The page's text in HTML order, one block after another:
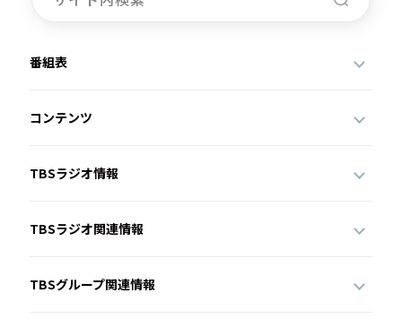
番組表
コンテンツ
TBSラジオ情報
TBSラジオ関連情報
TBSグループ関連情報